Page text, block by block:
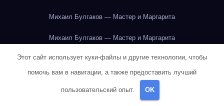
Михаил Булгаков — Мастер и Маргарита
Михаил Булгаков — Мастер и Маргарита
Михаил Булгаков — Мастер и Маргарита
Михаил Булгаков — Мастер и Маргарита
Михаил Булгаков — Мастер и Маргарита
Этот сайт использует куки-файлы и другие технологии, чтобы
помочь вам в навигации, а также предоставить лучший
пользовательский опыт. OK